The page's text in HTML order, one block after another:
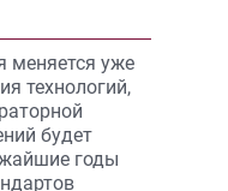
меняется уже
технологий,
будет
годы